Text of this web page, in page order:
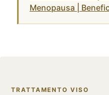
Menopausa |
TRATTAMENTO VISO